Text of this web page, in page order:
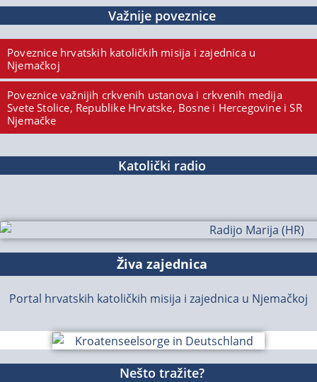
Važnije poveznice
Poveznice hrvatskih katoličkih misija i zajednica u
Njemačkoj
Poveznice važnijih crkvenih ustanova i crkvenih medija
Svete Stolice, Republike Hrvatske, Bosne i Hercegovine i SR
Njemačke
Katolički radio
Živa zajednica
Portal hrvatskih katoličkih misija i zajednica u Njemačkoj
Nešto tražite?